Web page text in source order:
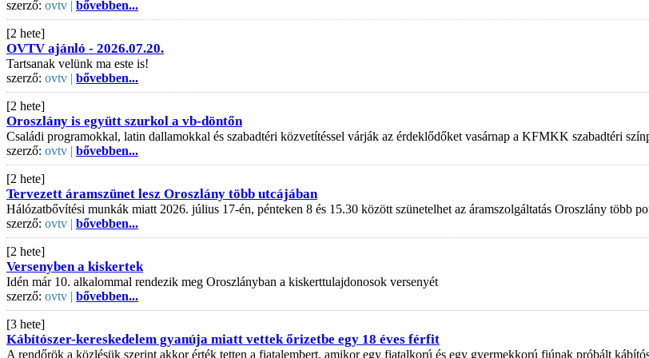
szerző: ovtv | bővebben...
[2 hete]
OVTV ajánló - 2026.07.20.
Tartsanak velünk ma este is!
szerző: ovtv | bővebben...
[2 hete]
Oroszlány is együtt szurkol a vb-döntőn
Családi programokkal, latin dallamokkal és szabadtéri közvetítéssel várják az érdeklődőket vasárnap a KFMKK szabadtéri
szerző: ovtv | bővebben...
[2 hete]
Tervezett áramszünet lesz Oroszlány több utcájában
Hálózatbővítési munkák miatt 2026. július 17-én, pénteken 8 és 15.30 között szünetelhet az áramszolgáltatás Oroszlány több
szerző: ovtv | bővebben...
[2 hete]
Versenyben a kiskertek
Idén már 10. alkalommal rendezik meg Oroszlányban a kiskerttulajdonosok versenyét
szerző: ovtv | bővebben...
[3 hete]
Kábítószer-kereskedelem gyanúja miatt vettek őrizetbe egy 18 éves férfit
A rendőrök a közlésük szerint akkor érték tetten a fiatalembert, amikor egy fiatalkorú és egy gyermekkorú fiúnak próbált